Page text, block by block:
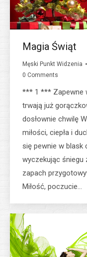
Magia Świąt
Męski Punkt Widzenia
0 Comments
*** 1 *** Zapewne
trwają już
dosłownie chwilę
miłości, ciepła i
się pewnie w blask
wyczekując śniegu
zapach
Miłość, poczucie…